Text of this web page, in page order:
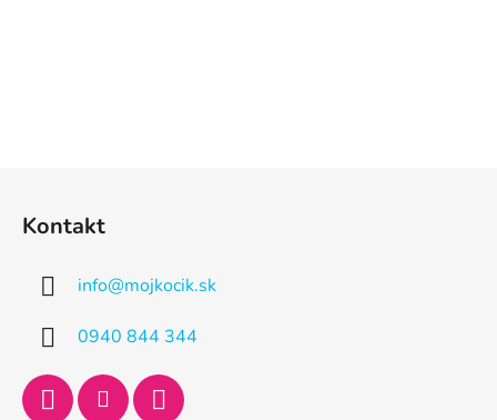
Kontakt
info@mojkocik.sk
0940 844 344